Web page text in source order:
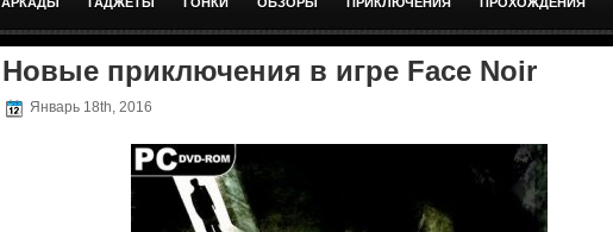
Новые приключения в игре Face Noir
Январь 18th, 2016